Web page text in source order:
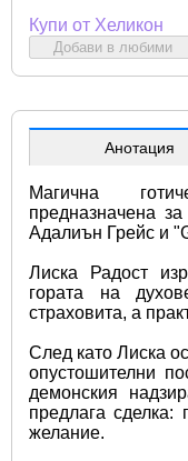
Купи от Хеликон
Добави в любими
Анотация
Магична
предназначена
Адалиън Грейс и
Лиска Радост
гората на
страховита, а
След като Лиска
опустошителни
демонския
предлага
желание.